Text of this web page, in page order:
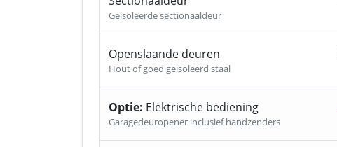
Geïsoleerde sectionaaldeur
Openslaande deuren
Hout of goed geïsoleerd staal
Optie: Elektrische bediening
Garagedeuropener inclusief handzenders